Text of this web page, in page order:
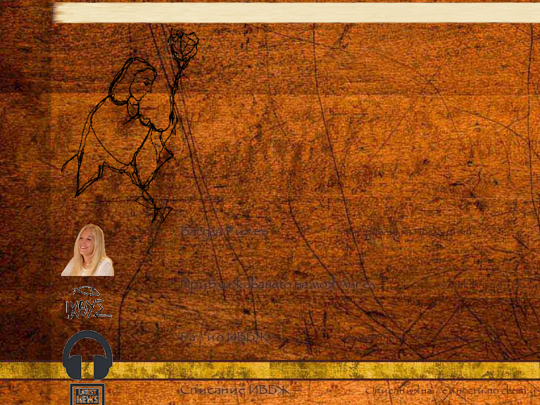
Васула Риден– Инструмент на Посланията
Приближаването на моя Ангел– Как Ангелът
Радио ИВБЖ– Излъчване на Посланията
Списание ИВБЖ– Описания на дейности по света